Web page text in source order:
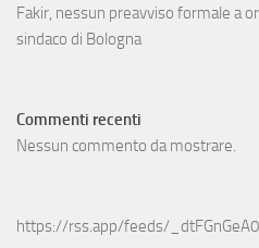
Fakir, nessun preavviso formale a
sindaco di Bologna
Commenti recenti
Nessun commento da mostrare.
https://rss.app/feeds/